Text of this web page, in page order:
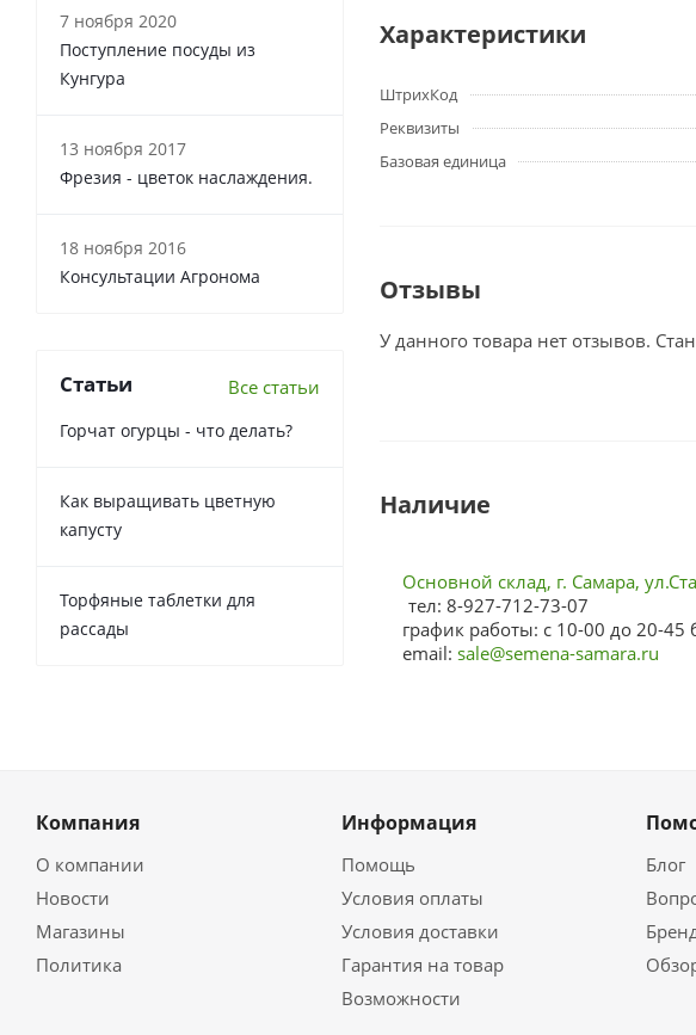
Характеристики
ШтрихКод
Реквизиты
Базовая единица
Отзывы
У данного товара нет отзывов.
Наличие
Основной склад, г. Самара,
тел: 8-927-712-73-07
график работы: с 10-00 до 20-
email: sale@semena-samara.ru
7 ноября 2020
Поступление посуды из
Кунгура
13 ноября 2017
Фрезия - цветок наслаждения.
18 ноября 2016
Консультации Агронома
Статьи Все статьи
Горчат огурцы - что делать?
Как выращивать цветную
капусту
Торфяные таблетки для
рассады
Компания
О компании
Новости
Магазины
Политика
Информация
Помощь
Условия оплаты
Условия доставки
Гарантия на товар
Возможности
Блог